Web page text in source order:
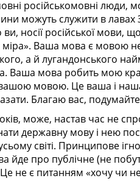
російськомовні люди,
можуть служити в лавах
носії російської мови, що
міра». Ваша мова є мовою
а й лугандонського
Ваша мова робить мою
вашою мовою. Це ваша і
Благаю вас,
може, настав час не
державну мову і нею
світі. Принципове
йде про публічне (не
не є питанням «хочу чи